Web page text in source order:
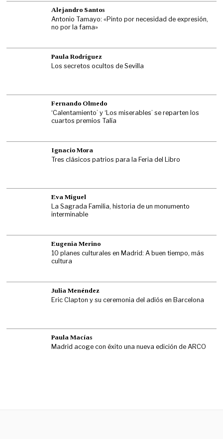
Alejandro Santos
Antonio Tamayo: «Pinto por necesidad de expresión,
no por la fama»
Paula Rodríguez
Los secretos ocultos de Sevilla
Fernando Olmedo
‘Calentamiento’ y ‘Los miserables’ se reparten los
cuartos premios Talía
Ignacio Mora
Tres clásicos patrios para la Feria del Libro
Eva Miguel
La Sagrada Familia, historia de un monumento
interminable
Eugenia Merino
10 planes culturales en Madrid: A buen tiempo, más
cultura
Julia Menéndez
Eric Clapton y su ceremonia del adiós en Barcelona
Paula Macías
Madrid acoge con éxito una nueva edición de ARCO